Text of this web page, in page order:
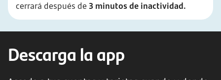
cerrará después de 3 minutos de inactividad.
Descarga la app